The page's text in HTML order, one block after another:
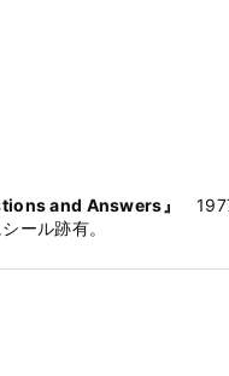
and Answers』
ール跡有。